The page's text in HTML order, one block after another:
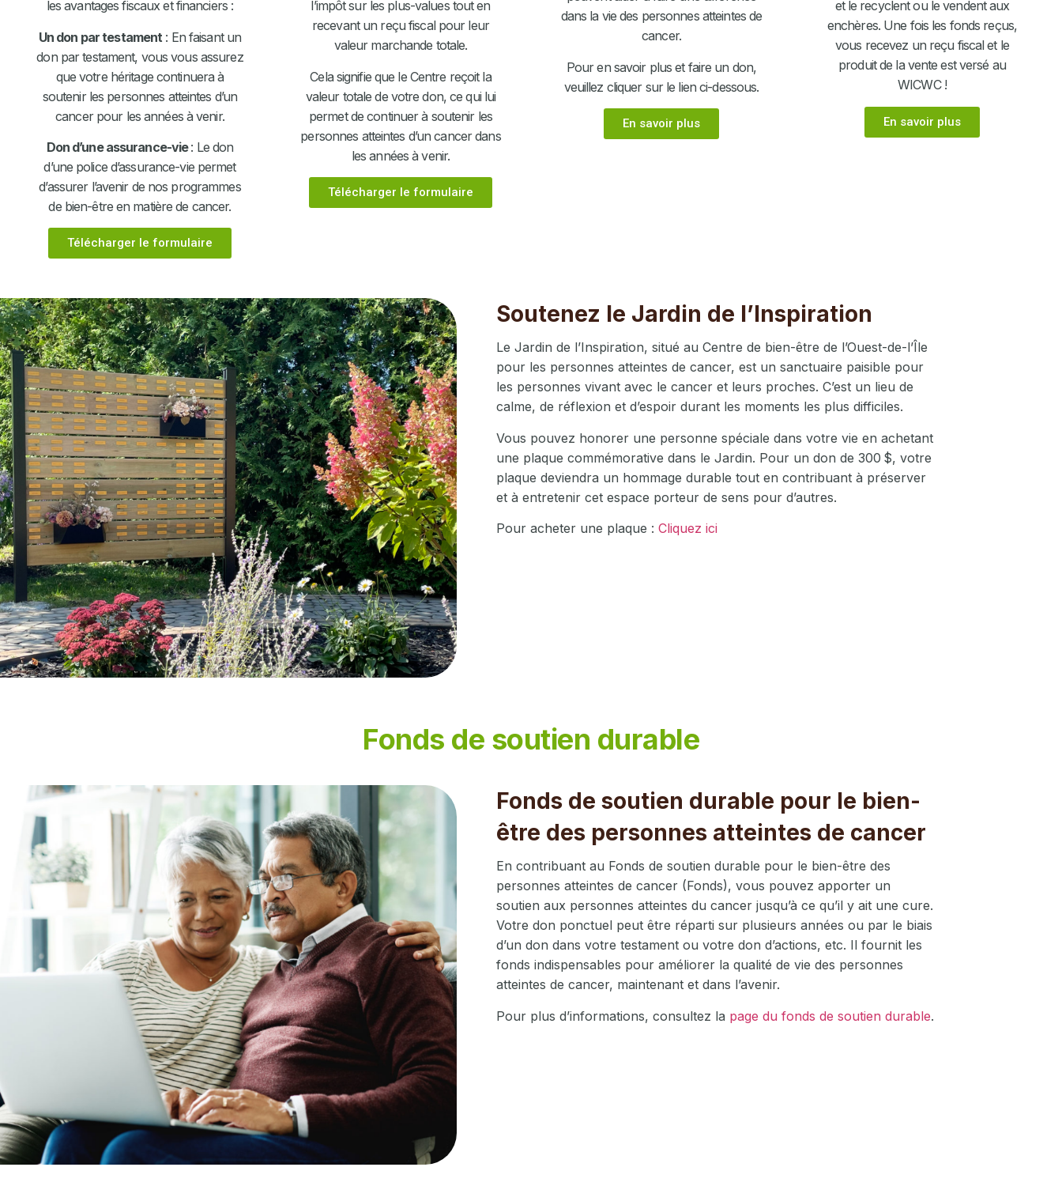
les avantages fiscaux et financiers :
Un don par testament : En faisant un
don par testament, vous vous assurez
que votre héritage continuera à
soutenir les personnes atteintes d’un
cancer pour les années à venir.
Don d’une assurance-vie: Le don
d’une police d’assurance-vie permet
d’assurer l’avenir de nos programmes
de bien-être en matière de cancer.
Télécharger le formulaire
l’impôt sur les plus-values tout en
recevant un reçu fiscal pour leur
valeur marchande totale.
Cela signifie que le Centre reçoit la
valeur totale de votre don, ce qui lui
permet de continuer à soutenir les
personnes atteintes d’un cancer dans
les années à venir.
Télécharger le formulaire
dans la vie des personnes atteintes de
cancer.
Pour en savoir plus et faire un don,
veuillez cliquer sur le lien ci-dessous.
En savoir plus
et le recyclent ou le vendent aux
enchères. Une fois les fonds reçus,
vous recevez un reçu fiscal et le
produit de la vente est versé au
WICWC !
En savoir plus
Soutenez le Jardin de l’Inspiration
Le Jardin de l’Inspiration, situé au Centre de bien-être de l’Ouest-de-l’Île
pour les personnes atteintes de cancer, est un sanctuaire paisible pour
les personnes vivant avec le cancer et leurs proches. C’est un lieu de
calme, de réflexion et d’espoir durant les moments les plus difficiles.
Vous pouvez honorer une personne spéciale dans votre vie en achetant
une plaque commémorative dans le Jardin. Pour un don de 300 $, votre
plaque deviendra un hommage durable tout en contribuant à préserver
et à entretenir cet espace porteur de sens pour d’autres.
Pour acheter une plaque : Cliquez ici
Fonds de soutien durable
Fonds de soutien durable pour le bien-
être des personnes atteintes de cancer
En contribuant au Fonds de soutien durable pour le bien-être des
personnes atteintes de cancer (Fonds), vous pouvez apporter un
soutien aux personnes atteintes du cancer jusqu’à ce qu’il y ait une cure.
Votre don ponctuel peut être réparti sur plusieurs années ou par le biais
d’un don dans votre testament ou votre don d’actions, etc. Il fournit les
fonds indispensables pour améliorer la qualité de vie des personnes
atteintes de cancer, maintenant et dans l’avenir.
Pour plus d’informations, consultez la page du fonds de soutien durable.